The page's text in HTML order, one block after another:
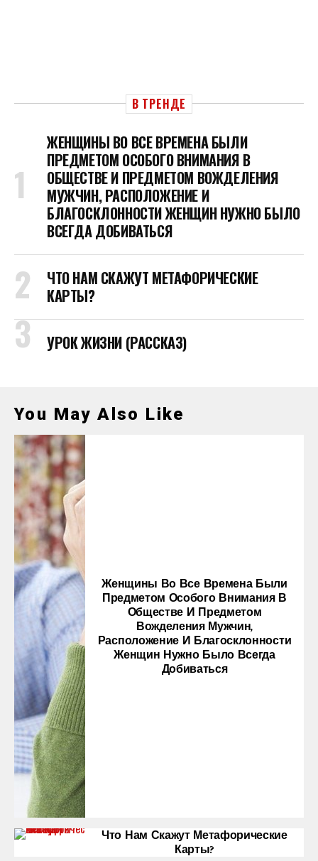
В ТРЕНДЕ
ЖЕНЩИНЫ ВО ВСЕ ВРЕМЕНА БЫЛИ
ПРЕДМЕТОМ ОСОБОГО ВНИМАНИЯ В
ОБЩЕСТВЕ И ПРЕДМЕТОМ ВОЖДЕЛЕНИЯ
МУЖЧИН, РАСПОЛОЖЕНИЕ И
БЛАГОСКЛОННОСТИ ЖЕНЩИН НУЖНО БЫЛО
ВСЕГДА ДОБИВАТЬСЯ
ЧТО НАМ СКАЖУТ МЕТАФОРИЧЕСКИЕ
КАРТЫ?
УРОК ЖИЗНИ (РАССКАЗ)
You May Also Like
Женщины Во Все Времена Были
Предметом Особого Внимания В
Обществе И Предметом
Вожделения Мужчин,
Расположение И Благосклонности
Женщин Нужно Было Всегда
Добиваться
Что Нам Скажут Метафорические
Карты?